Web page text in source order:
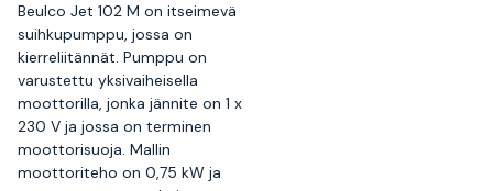
Beulco Jet 102 M on itseimevä
suihkupumppu, jossa on
kierreliitännät. Pumppu on
varustettu yksivaiheisella
moottorilla, jonka jännite on 1 x
230 V ja jossa on terminen
moottorisuoja. Mallin
moottoriteho on 0,75 kW ja